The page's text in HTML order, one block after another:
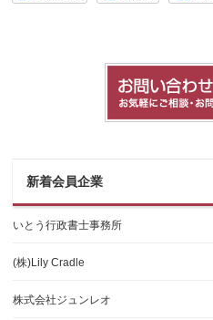
新着会員企業
いとう行政書士事務所
(株)Lily Cradle
株式会社ジュンレオ